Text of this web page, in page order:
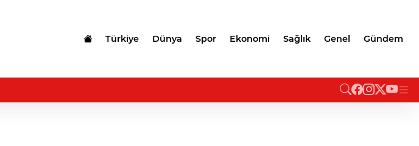
Türkiye Dünya Spor Ekonomi Sağlık Genel Gündem